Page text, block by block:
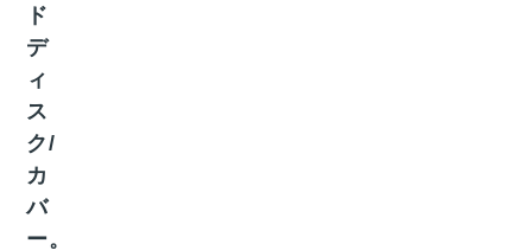
ド
デ
ィ
ス
ク/
カ
バ
ー。